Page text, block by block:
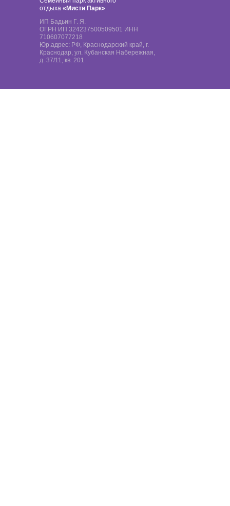
ИП Бадьин Г. Я.
ОГРН ИП 324237500509501 ИНН
710607077218
Юр.адрес: РФ, Краснодарский край, г.
Краснодар, ул. Кубанская Набережная,
д. 37/11, кв. 201
отдыха «Мисти Парк»